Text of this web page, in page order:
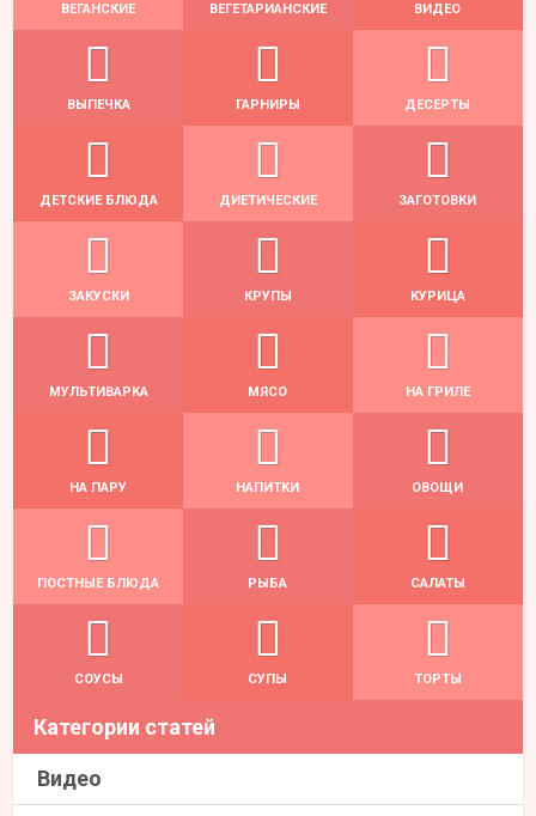
ВЕГАНСКИЕ ВЕГЕТАРИАНСКИЕ ВИДЕО
ВЫПЕЧКА ГАРНИРЫ ДЕСЕРТЫ
ДЕТСКИЕ БЛЮДА ДИЕТИЧЕСКИЕ ЗАГОТОВКИ
ЗАКУСКИ КРУПЫ КУРИЦА
МУЛЬТИВАРКА МЯСО НА ГРИЛЕ
НА ПАРУ НАПИТКИ ОВОЩИ
ПОСТНЫЕ БЛЮДА РЫБА САЛАТЫ
СОУСЫ СУПЫ ТОРТЫ
Категории статей
Видео